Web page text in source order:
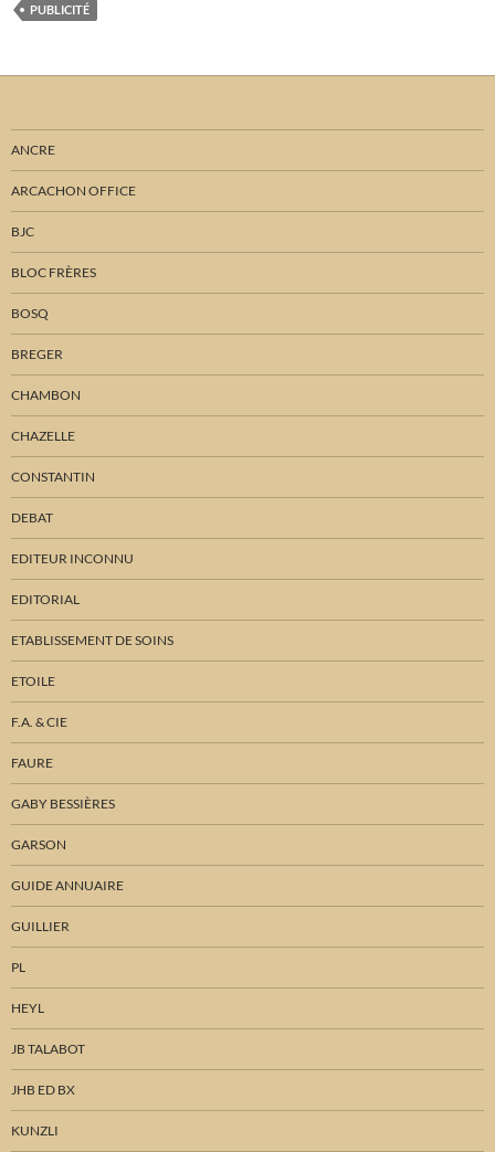
PUBLICITÉ
ANCRE
ARCACHON OFFICE
BJC
BLOC FRÈRES
BOSQ
BREGER
CHAMBON
CHAZELLE
CONSTANTIN
DEBAT
EDITEUR INCONNU
EDITORIAL
ETABLISSEMENT DE SOINS
ETOILE
F.A. & CIE
FAURE
GABY BESSIÈRES
GARSON
GUIDE ANNUAIRE
GUILLIER
PL
HEYL
JB TALABOT
JHB ED BX
KUNZLI